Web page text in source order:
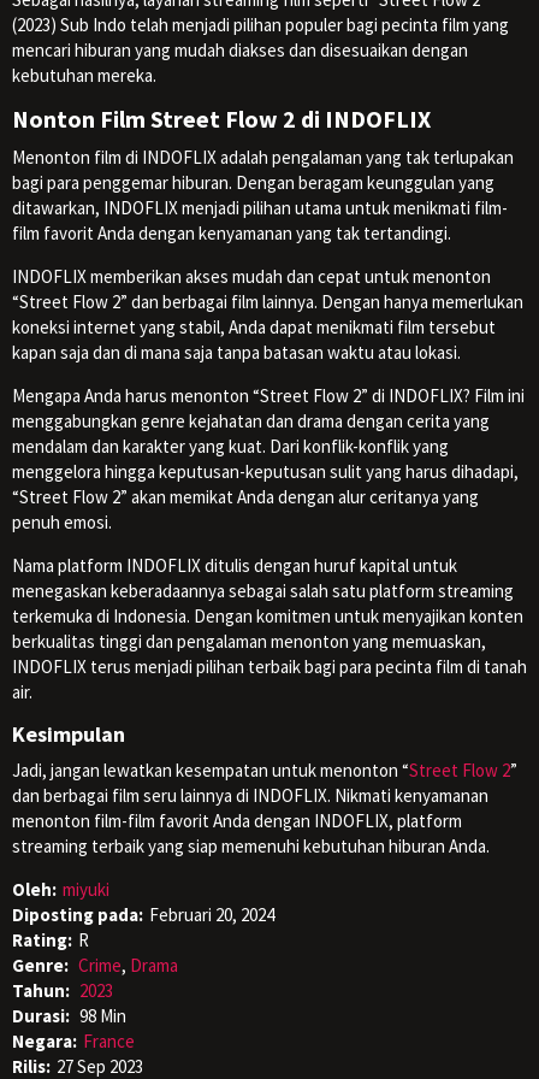
(2023) Sub Indo telah menjadi pilihan populer bagi pecinta film yang
mencari hiburan yang mudah diakses dan disesuaikan dengan
kebutuhan mereka.
Nonton Film Street Flow 2 di INDOFLIX
Menonton film di INDOFLIX adalah pengalaman yang tak terlupakan
bagi para penggemar hiburan. Dengan beragam keunggulan yang
ditawarkan, INDOFLIX menjadi pilihan utama untuk menikmati film-
film favorit Anda dengan kenyamanan yang tak tertandingi.
INDOFLIX memberikan akses mudah dan cepat untuk menonton
“Street Flow 2” dan berbagai film lainnya. Dengan hanya memerlukan
koneksi internet yang stabil, Anda dapat menikmati film tersebut
kapan saja dan di mana saja tanpa batasan waktu atau lokasi.
Mengapa Anda harus menonton “Street Flow 2” di INDOFLIX? Film ini
menggabungkan genre kejahatan dan drama dengan cerita yang
mendalam dan karakter yang kuat. Dari konflik-konflik yang
menggelora hingga keputusan-keputusan sulit yang harus dihadapi,
“Street Flow 2” akan memikat Anda dengan alur ceritanya yang
penuh emosi.
Nama platform INDOFLIX ditulis dengan huruf kapital untuk
menegaskan keberadaannya sebagai salah satu platform streaming
terkemuka di Indonesia. Dengan komitmen untuk menyajikan konten
berkualitas tinggi dan pengalaman menonton yang memuaskan,
INDOFLIX terus menjadi pilihan terbaik bagi para pecinta film di tanah
air.
Kesimpulan
Jadi, jangan lewatkan kesempatan untuk menonton “Street Flow 2”
dan berbagai film seru lainnya di INDOFLIX. Nikmati kenyamanan
menonton film-film favorit Anda dengan INDOFLIX, platform
streaming terbaik yang siap memenuhi kebutuhan hiburan Anda.
Oleh: miyuki
Diposting pada: Februari 20, 2024
Rating: R
Genre: Crime, Drama
Tahun: 2023
Durasi: 98 Min
Negara: France
Rilis: 27 Sep 2023